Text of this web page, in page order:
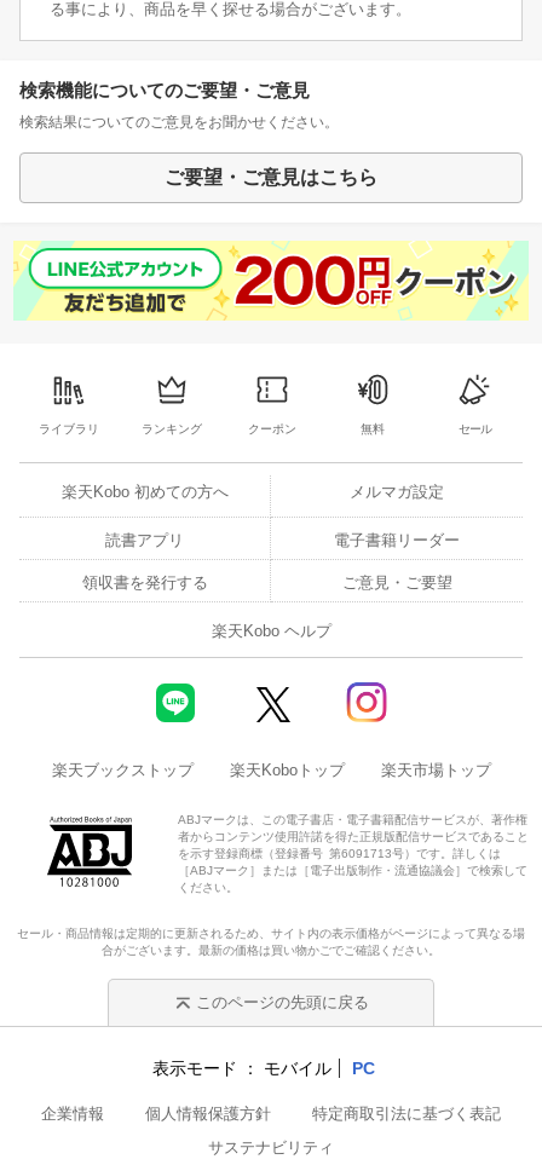
る事により、商品を早く探せる場合がございます。
検索機能についてのご要望・ご意見
検索結果についてのご意見をお聞かせください。
ご要望・ご意見はこちら
ライブラリ ランキング クーポン 無料 セール
楽天Kobo 初めての方へ メルマガ設定
読書アプリ 電子書籍リーダー
領収書を発行する ご意見・ご要望
楽天Kobo ヘルプ
楽天ブックストップ 楽天Koboトップ 楽天市場トップ
ABJマークは、この電子書店・電子書籍配信サービスが、著作権
者からコンテンツ使用許諾を得た正規版配信サービスであること
を示す登録商標（登録番号 第6091713号）です。詳しくは
［ABJマーク］または［電子出版制作・流通協議会］で検索して
ください。
セール・商品情報は定期的に更新されるため、サイト内の表示価格がページによって異なる場
合がございます。最新の価格は買い物かごでご確認ください。
このページの先頭に戻る
表示モード モバイル PC
企業情報 個人情報保護方針
特定商取引法に基づく表記
サステナビリティ